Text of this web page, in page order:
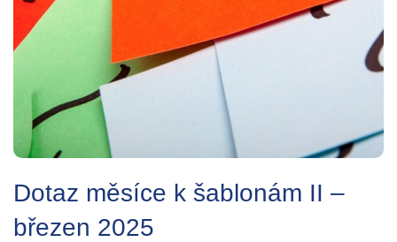
Dotaz měsíce k šablonám II –
březen 2025